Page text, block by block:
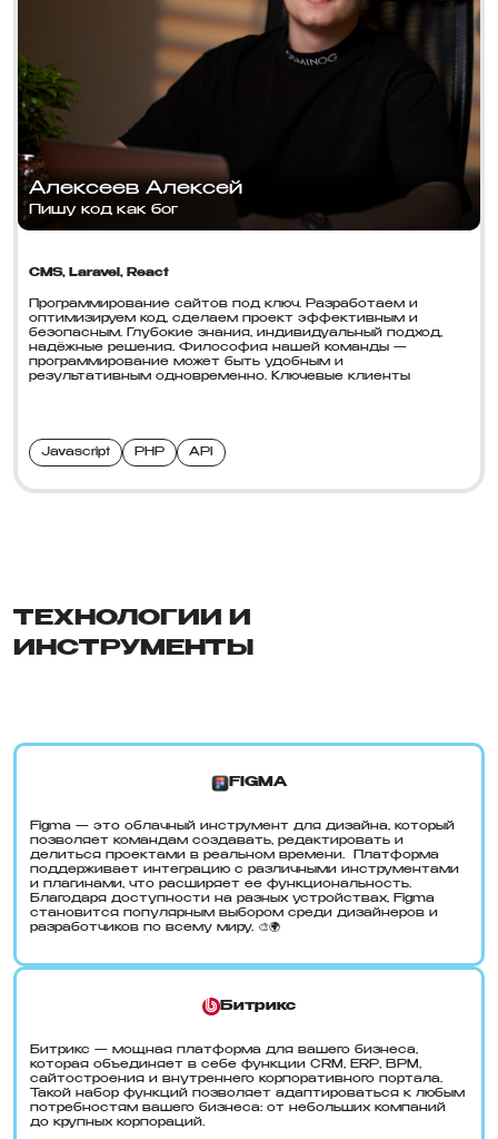
Алексеев Алексей
Пишу код как бог
CMS, Laravel, React
Программирование сайтов под ключ. Разработаем и
оптимизируем код, сделаем проект эффективным и
безопасным. Глубокие знания, индивидуальный подход,
надёжные решения. Философия нашей команды —
программирование может быть удобным и
результативным одновременно. Ключевые клиенты
Javascript PHP API
Александра Попова
Рисую сайты
интернет-магазины интерфейсы
Михаил Гаврилов
Будет на высшем уровне!
🌐 HTML/CSS — основа веб-структуры и стиля.
ТЕХНОЛОГИИ И
ИНСТРУМЕНТЫ
FIGMA
Figma — это облачный инструмент для дизайна, который
позволяет командам создавать, редактировать и
делиться проектами в реальном времени. Платформа
поддерживает интеграцию с различными инструментами
и плагинами, что расширяет ее функциональность.
Благодаря доступности на разных устройствах, Figma
становится популярным выбором среди дизайнеров и
разработчиков по всему миру. 🎨🌍
Битрикс
Битрикс — мощная платформа для вашего бизнеса,
которая объединяет в себе функции CRM, ERP, BPM,
сайтостроения и внутреннего корпоративного портала.
Такой набор функций позволяет адаптироваться к любым
потребностям вашего бизнеса: от небольших компаний
до крупных корпораций.